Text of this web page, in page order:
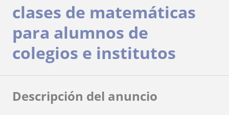
clases de matemáticas
para alumnos de
colegios e institutos
Descripción del anuncio